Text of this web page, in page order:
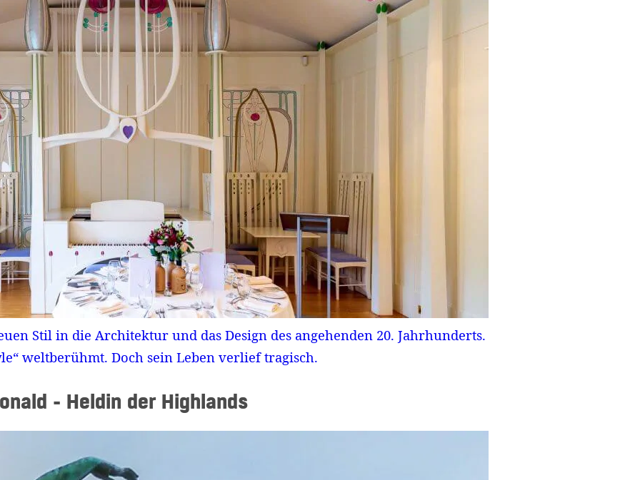
Stil in die Architektur und das Design des angehenden 20. Jahrhunderts.
weltberühmt. Doch sein Leben verlief tragisch.
- Heldin der Highlands
Widerruf bestätigen